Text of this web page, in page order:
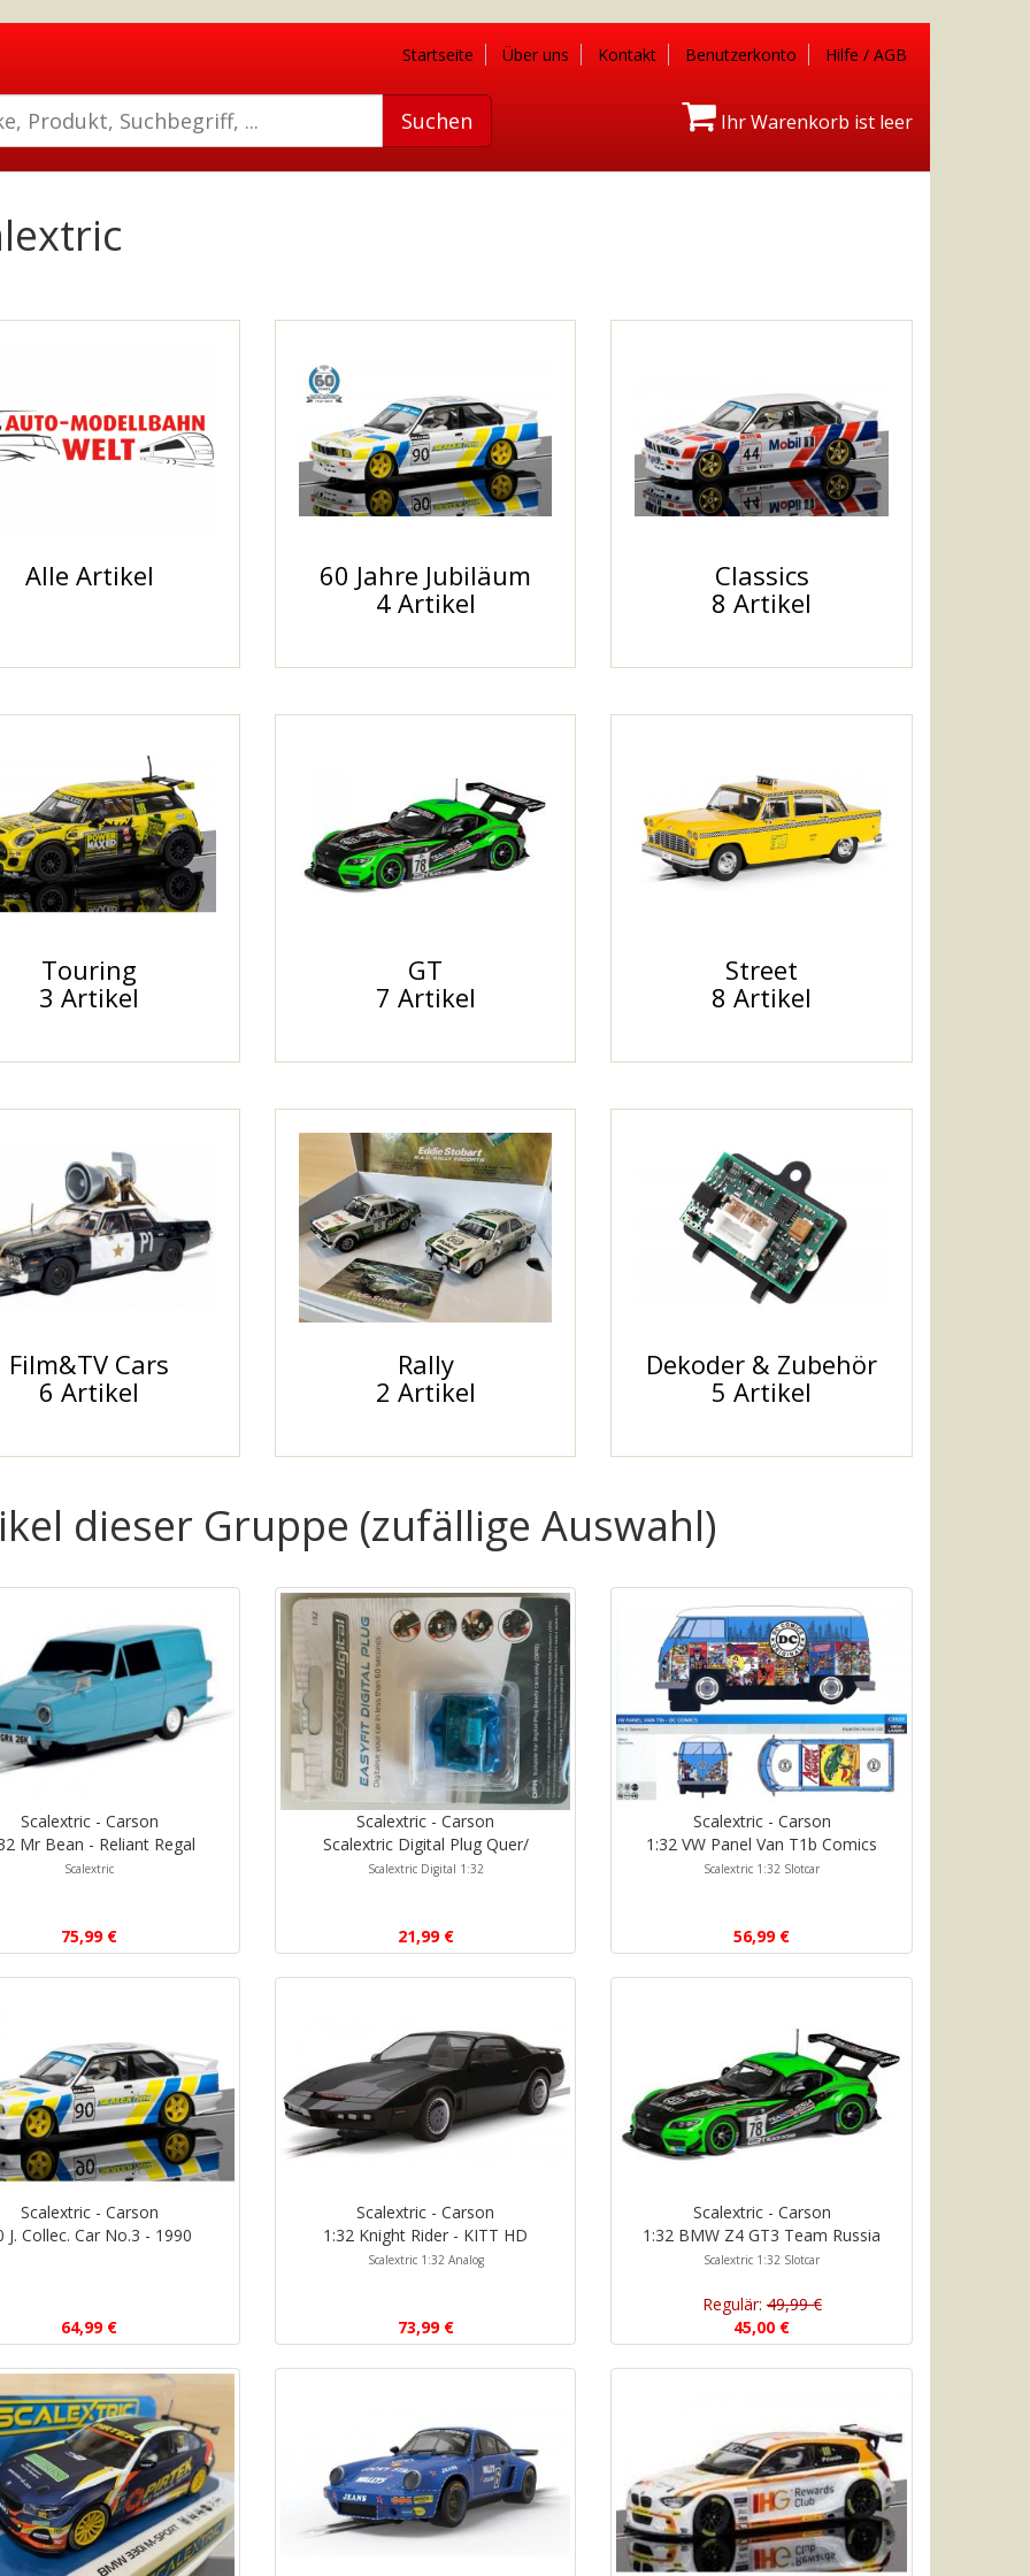
Startseite Über uns Kontakt Benutzerkonto Hilfe / AGB
Ihr Warenkorb ist leer
Alle Artikel
60 Jahre Jubiläum
4 Artikel
Classics
8 Artikel
Touring
3 Artikel
GT
7 Artikel
Street
8 Artikel
Film&TV Cars
6 Artikel
Rally
2 Artikel
Dekoder & Zubehör
5 Artikel
dieser Gruppe (zufällige Auswahl)
Scalextric - Carson
Mr Bean - Reliant Regal
Scalextric
75,99 €
Scalextric - Carson
Scalextric Digital Plug Quer/
Scalextric Digital 1:32
21,99 €
Scalextric - Carson
1:32 VW Panel Van T1b Comics
Scalextric 1:32 Slotcar
56,99 €
Scalextric - Carson
J. Collec. Car No.3 - 1990
64,99 €
Scalextric - Carson
1:32 Knight Rider - KITT HD
Scalextric 1:32 Analog
73,99 €
Scalextric - Carson
1:32 BMW Z4 GT3 Team Russia
Scalextric 1:32 Slotcar
Regulär:49,99 €
45,00 €